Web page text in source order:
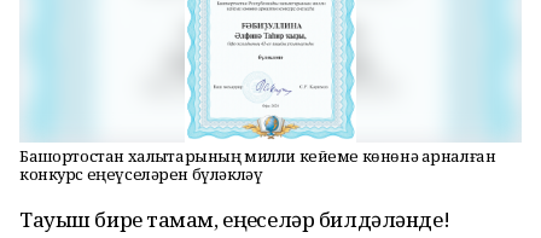
Башҡортостан халыҡтарының милли кейеме көнөнә арналған
конкурс еңеүселәрен бүләкләү
Тауыш биреү тамам, еңеүселәр билдәләнде!